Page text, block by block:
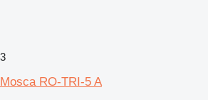
3
Mosca RO-TRI-5 A